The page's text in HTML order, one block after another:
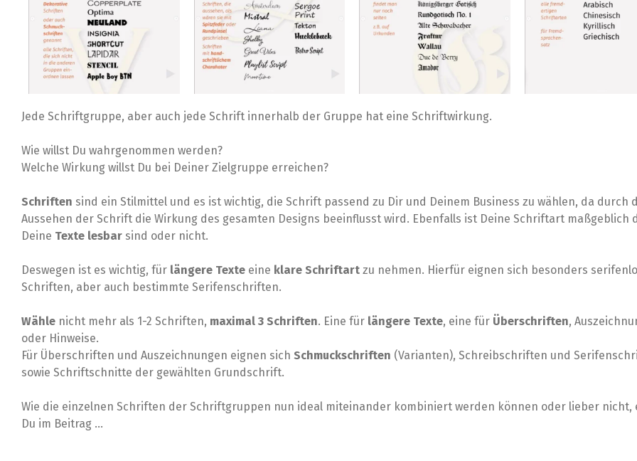
Jede Schriftgruppe, aber auch jede Schrift innerhalb der Gruppe hat eine Schriftwirkung.
Wie willst Du wahrgenommen werden?
Welche Wirkung willst Du bei Deiner Zielgruppe erreichen?
Schriften sind ein Stilmittel und es ist wichtig, die Schrift passend zu Dir und Deinem Business zu wählen, da durch
Aussehen der Schrift die Wirkung des gesamten Designs beeinflusst wird. Ebenfalls ist Deine Schriftart maßgeblich
Deine Texte lesbar sind oder nicht.
Deswegen ist es wichtig, für längere Texte eine klare Schriftart zu nehmen. Hierfür eignen sich besonders
Schriften, aber auch bestimmte Serifenschriften.
Wähle nicht mehr als 1-2 Schriften, maximal 3 Schriften. Eine für längere Texte, eine für Überschriften,
oder Hinweise.
Für Überschriften und Auszeichnungen eignen sich Schmuckschriften (Varianten), Schreibschriften und
sowie Schriftschnitte der gewählten Grundschrift.
Wie die einzelnen Schriften der Schriftgruppen nun ideal miteinander kombiniert werden können oder lieber
Du im Beitrag ...